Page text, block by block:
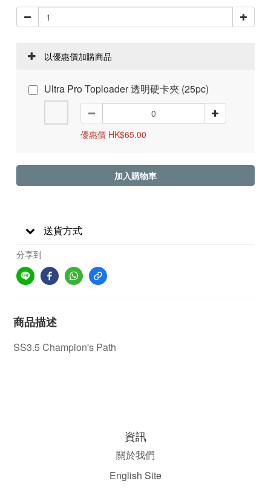
以優惠價加購商品
Ultra Pro Toploader 透明硬卡夾 (25pc)
優惠價 HK$65.00
加入購物車
送貨方式
分享到
商品描述
SS3.5 Champion's Path
資訊
關於我們
English Site